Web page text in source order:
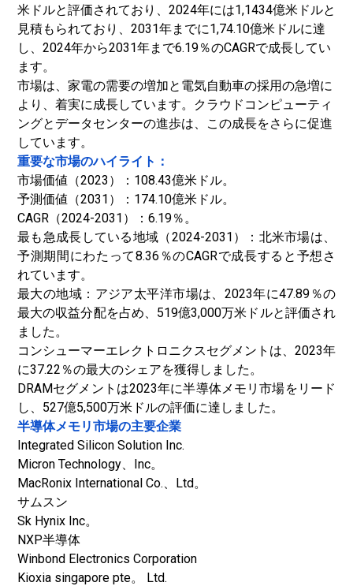
米ドルと評価されており、2024年には1,1434億米ドルと
見積もられており、2031年までに1,74.10億米ドルに達
し、2024年から2031年まで6.19％のCAGRで成長してい
ます。
市場は、家電の需要の増加と電気自動車の採用の急増に
より、着実に成長しています。クラウドコンピューティ
ングとデータセンターの進歩は、この成長をさらに促進
しています。
重要な市場のハイライト：
市場価値（2023）：108.43億米ドル。
予測価値（2031）：174.10億米ドル。
CAGR（2024-2031）：6.19％。
最も急成長している地域（2024-2031）：北米市場は、
予測期間にわたって8.36％のCAGRで成長すると予想さ
れています。
最大の地域：アジア太平洋市場は、2023年に47.89％の
最大の収益分配を占め、519億3,000万米ドルと評価され
ました。
コンシューマーエレクトロニクスセグメントは、2023年
に37.22％の最大のシェアを獲得しました。
DRAMセグメントは2023年に半導体メモリ市場をリード
し、527億5,500万米ドルの評価に達しました。
半導体メモリ市場の主要企業
Integrated Silicon Solution Inc.
Micron Technology、Inc。
MacRonix International Co.、Ltd。
サムスン
Sk Hynix Inc。
NXP半導体
Winbond Electronics Corporation
Kioxia singapore pte。 Ltd.